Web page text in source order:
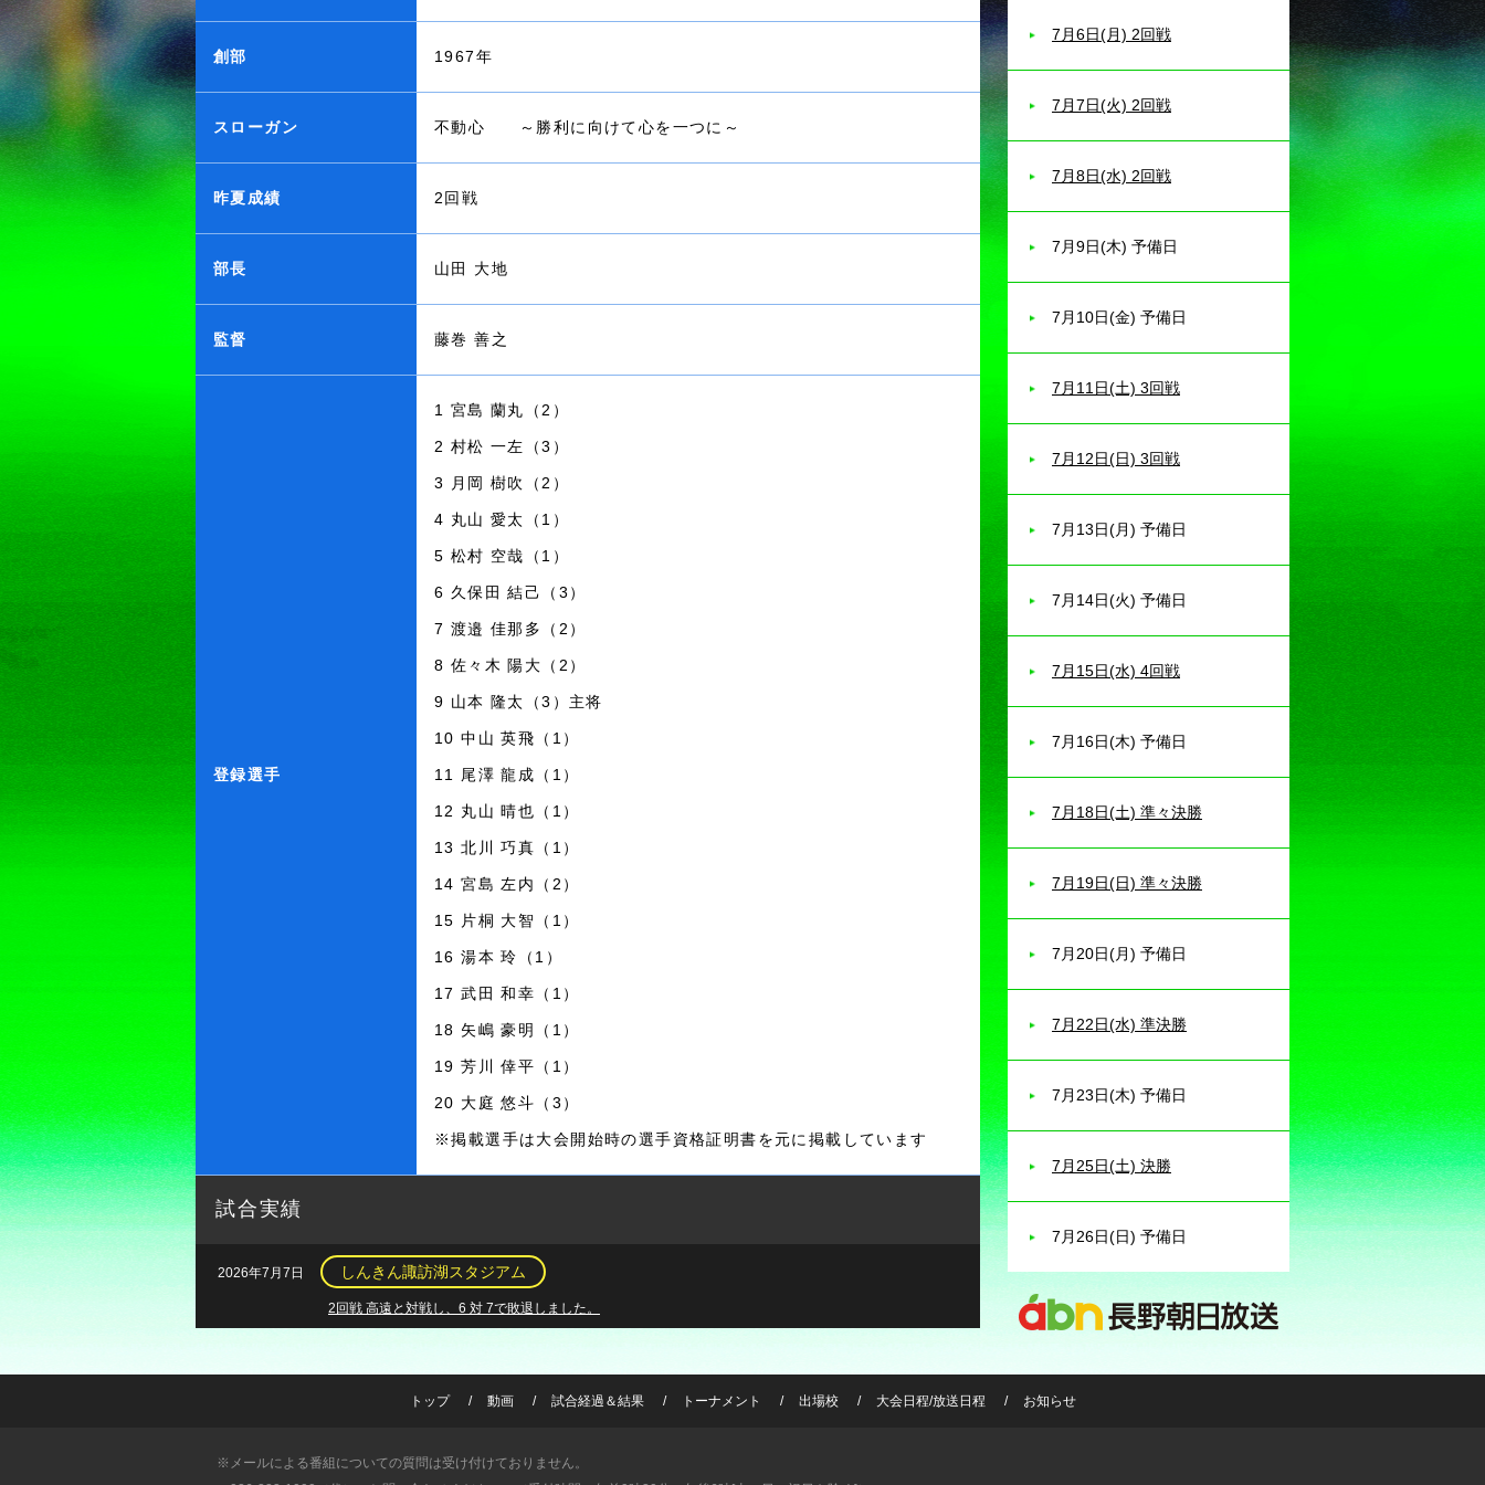
創部 1967年
スローガン 不動心 ～勝利に向けて心を一つに～
昨夏成績 2回戦
部長 山田 大地
監督 藤巻 善之
登録選手
1 宮島 蘭丸（2）
2 村松 一左（3）
3 月岡 樹吹（2）
4 丸山 愛太（1）
5 松村 空哉（1）
6 久保田 結己（3）
7 渡邉 佳那多（2）
8 佐々木 陽大（2）
9 山本 隆太（3）主将
10 中山 英飛（1）
11 尾澤 龍成（1）
12 丸山 晴也（1）
13 北川 巧真（1）
14 宮島 左内（2）
15 片桐 大智（1）
16 湯本 玲（1）
17 武田 和幸（1）
18 矢嶋 豪明（1）
19 芳川 倖平（1）
20 大庭 悠斗（3）
※掲載選手は大会開始時の選手資格証明書を元に掲載しています
試合実績
2026年7月7日 しんきん諏訪湖スタジアム
2回戦 高遠と対戦し、6 対 7で敗退しました。
7月6日(月) 2回戦
7月7日(火) 2回戦
7月8日(水) 2回戦
7月9日(木) 予備日
7月10日(金) 予備日
7月11日(土) 3回戦
7月12日(日) 3回戦
7月13日(月) 予備日
7月14日(火) 予備日
7月15日(水) 4回戦
7月16日(木) 予備日
7月18日(土) 準々決勝
7月19日(日) 準々決勝
7月20日(月) 予備日
7月22日(水) 準決勝
7月23日(木) 予備日
7月25日(土) 決勝
7月26日(日) 予備日
トップ 動画 試合経過＆結果 トーナメント 出場校 大会日程/放送日程 お知らせ
※メールによる番組についての質問は受け付けておりません。